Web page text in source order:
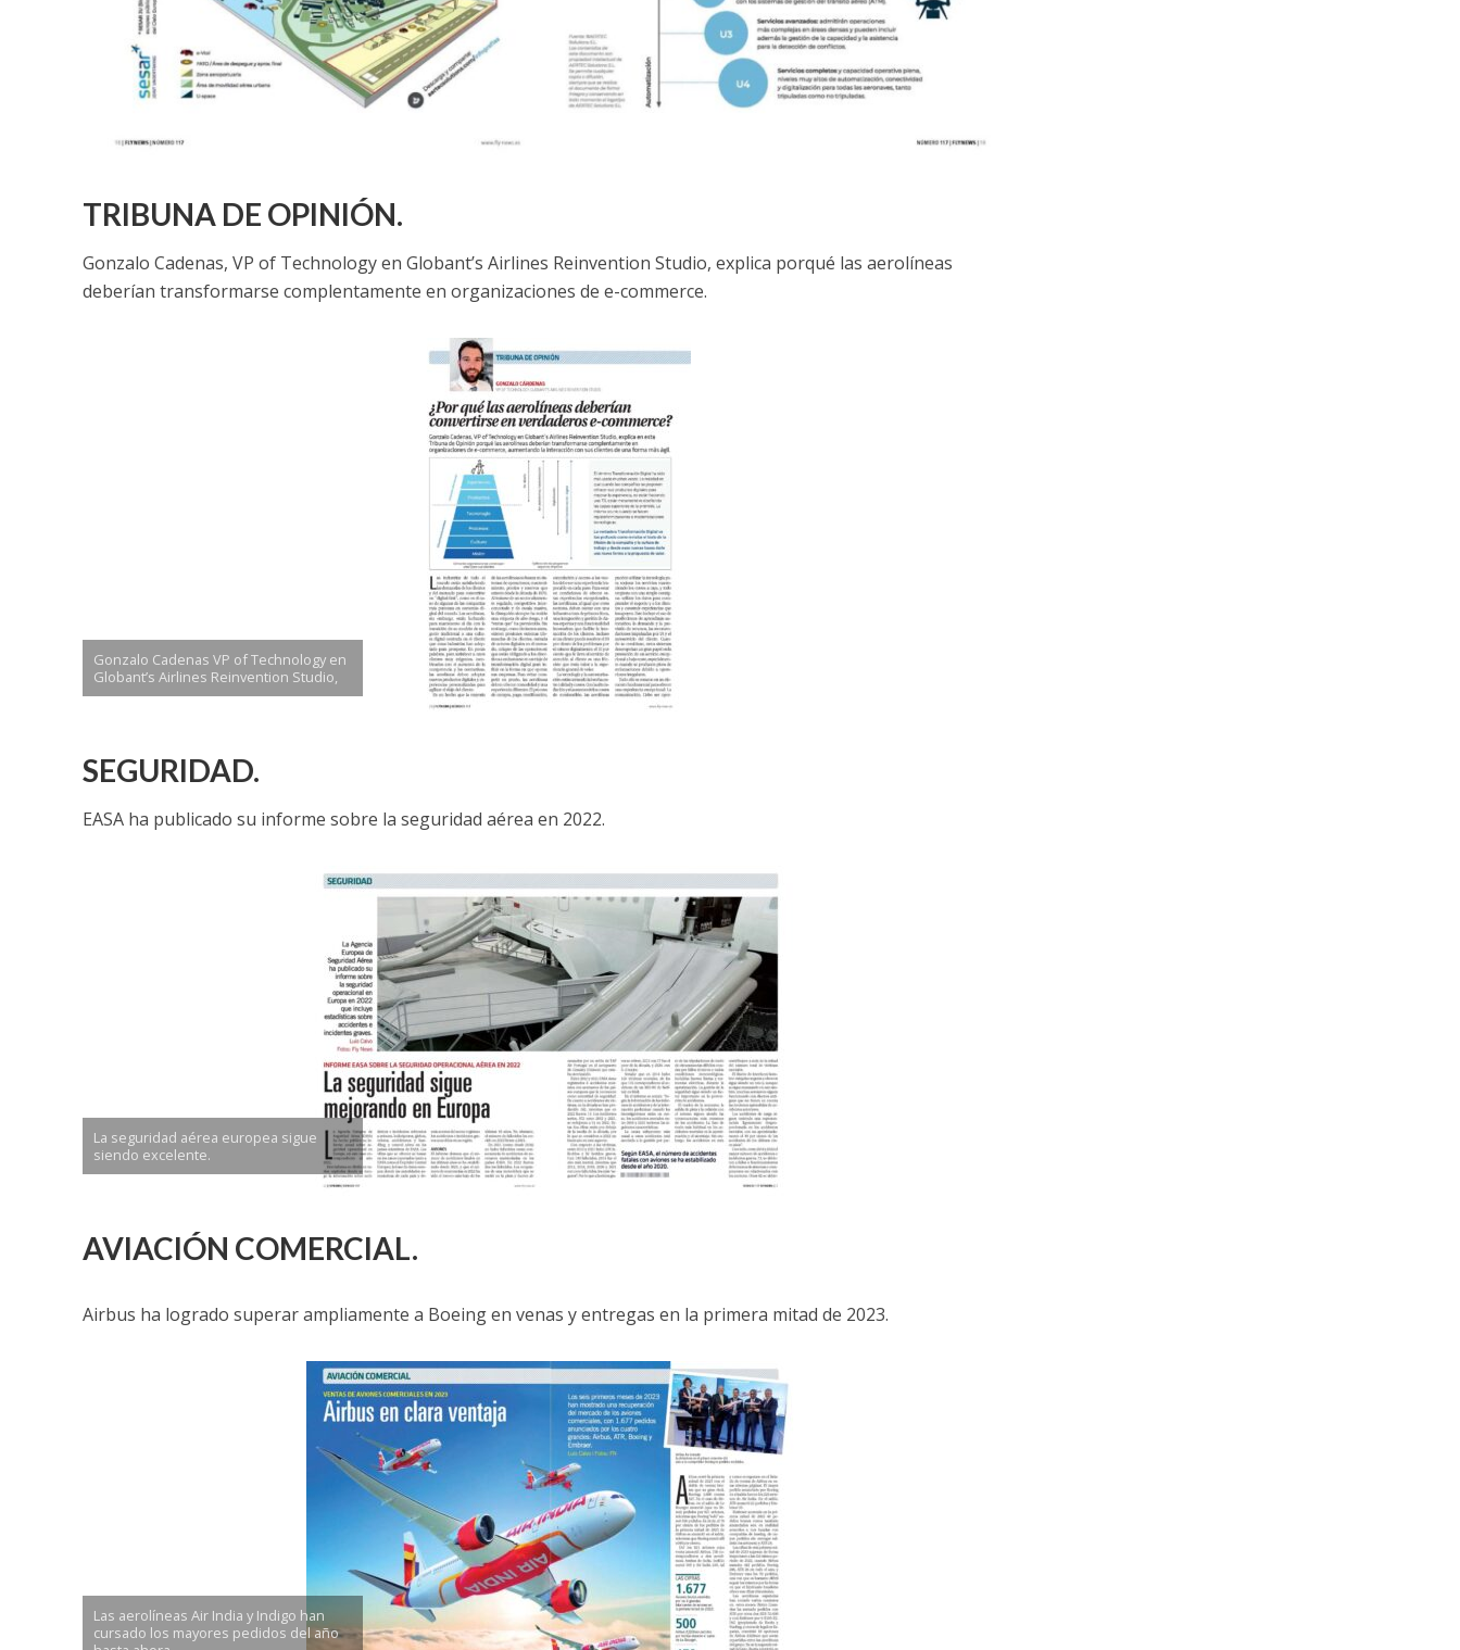
TRIBUNA DE OPINIÓN.
Gonzalo Cadenas, VP of Technology en Globant’s Airlines Reinvention Studio, explica porqué las aerolíneas
deberían transformarse complentamente en organizaciones de e-commerce.
Gonzalo Cadenas VP of Technology en
Globant’s Airlines Reinvention Studio,
SEGURIDAD.
EASA ha publicado su informe sobre la seguridad aérea en 2022.
La seguridad aérea europea sigue
siendo excelente.
AVIACIÓN COMERCIAL.
Airbus ha logrado superar ampliamente a Boeing en venas y entregas en la primera mitad de 2023.
Las aerolíneas Air India y Indigo han
cursado los mayores pedidos del año